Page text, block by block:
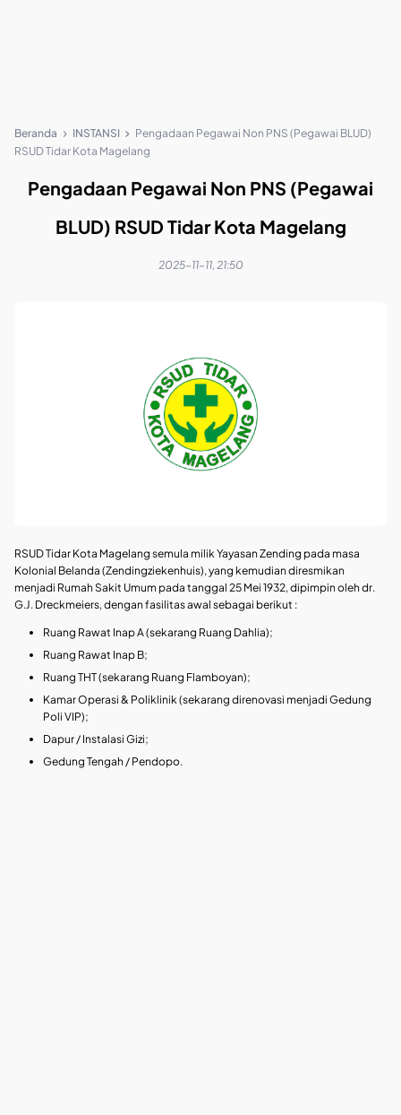
Beranda INSTANSI
Pengadaan Pegawai Non PNS (Pegawai BLUD)
RSUD Tidar Kota Magelang
Pengadaan Pegawai Non PNS (Pegawai
BLUD) RSUD Tidar Kota Magelang
2025-11-11, 21:50
RSUD Tidar Kota Magelang semula milik Yayasan Zending pada masa
Kolonial Belanda (Zendingziekenhuis), yang kemudian diresmikan
menjadi Rumah Sakit Umum pada tanggal 25 Mei 1932, dipimpin oleh dr.
G.J. Dreckmeiers, dengan fasilitas awal sebagai berikut :
Ruang Rawat Inap A (sekarang Ruang Dahlia);
Ruang Rawat Inap B;
Ruang THT (sekarang Ruang Flamboyan);
Kamar Operasi & Poliklinik (sekarang direnovasi menjadi Gedung
Poli VIP);
Dapur / Instalasi Gizi;
Gedung Tengah / Pendopo.